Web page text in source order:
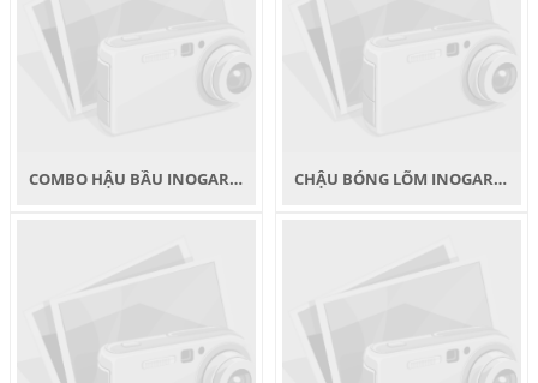
COMBO HẬU BẦU INOGARDEN 2 LỖ IN HÌNH CHẬU BÓNG LÕM INOGARDEN MINI